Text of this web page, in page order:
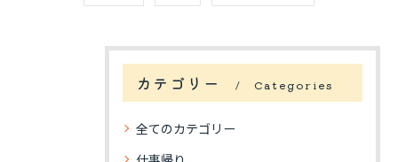
カテゴリー Categories
全てのカテゴリー